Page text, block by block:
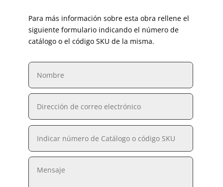
Para más información sobre esta obra rellene el
siguiente formulario indicando el número de
catálogo o el código SKU de la misma.